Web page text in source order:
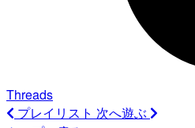
Threads
プレイリスト 次へ遊ぶ